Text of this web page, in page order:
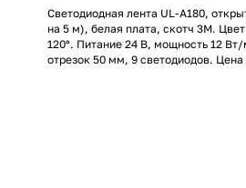
Светодиодная лента UL-A180,
на 5 м), белая плата, скотч 3M.
120°. Питание 24 В, мощность 12
отрезок 50 мм, 9 светодиодов. Цена